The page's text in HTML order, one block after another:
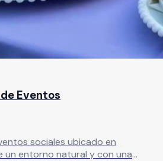
Eventos
sociales ubicado en
un entorno natural y con una